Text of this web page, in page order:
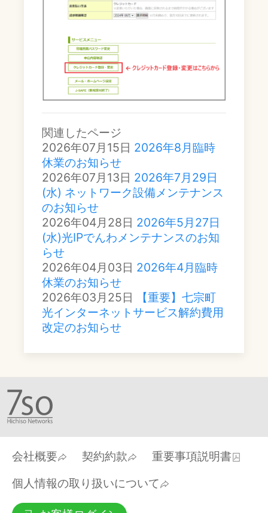
関連したページ
2026年07月15日 2026年8月臨時
休業のお知らせ
2026年07月13日 2026年7月29日
(水) ネットワーク設備メンテナンス
のお知らせ
2026年04月28日 2026年5月27日
(水)光IPでんわメンテナンスのお知
らせ
2026年04月03日 2026年4月臨時
休業のお知らせ
2026年03月25日
【重要】七宗町
光インターネットサービス解約費用
改定のお知らせ
会社概要 契約約款
重要事項説明書
個人情報の取り扱いについて